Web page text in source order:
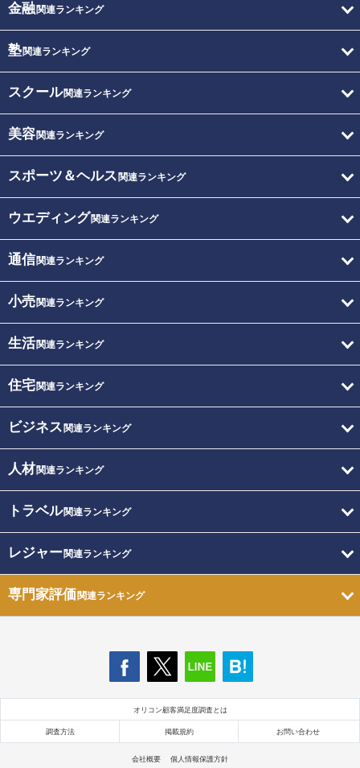
金融関連ランキング
塾関連ランキング
スクール関連ランキング
美容関連ランキング
スポーツ＆ヘルス 関連ランキング
ウエディング関連ランキング
通信関連ランキング
小売関連ランキング
生活関連ランキング
住宅関連ランキング
ビジネス 関連ランキング
人材関連ランキング
トラベル関連ランキング
レジャー関連ランキング
専門家評価関連ランキング
オリコン顧客満足度調査とは
調査方法 掲載規約 お問い合わせ
会社概要 個人情報保護方針